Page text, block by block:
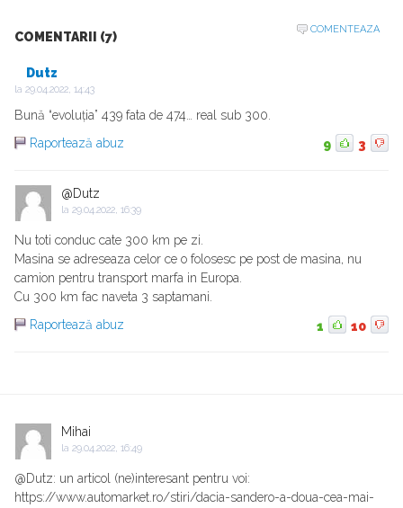
COMENTARII (7)
COMENTEAZA
Dutz
la 29.04.2022, 14:43
Bună “evoluția” 439 fata de 474… real sub 300.
Raportează abuz
9 3
@Dutz
la 29.04.2022, 16:39
Nu toti conduc cate 300 km pe zi.
Masina se adreseaza celor ce o folosesc pe post de masina, nu
camion pentru transport marfa in Europa.
Cu 300 km fac naveta 3 saptamani.
Raportează abuz
1 10
Mihai
la 29.04.2022, 16:49
@Dutz: un articol (ne)interesant pentru voi:
https://www.automarket.ro/stiri/dacia-sandero-a-doua-cea-mai-